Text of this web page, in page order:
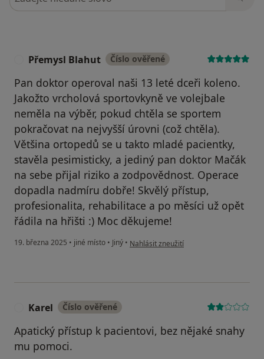
Přemysl Blahut Číslo ověřené
Pan doktor operoval naši 13 leté dceři koleno.
Jakožto vrcholová sportovkyně ve volejbale
neměla na výběr, pokud chtěla se sportem
pokračovat na nejvyšší úrovni (což chtěla).
Většina ortopedů se u takto mladé pacientky,
stavěla pesimisticky, a jediný pan doktor Mačák
na sebe přijal riziko a zodpovědnost. Operace
dopadla nadmíru dobře! Skvělý přístup,
profesionalita, rehabilitace a po měsíci už opět
řádila na hřišti :) Moc děkujeme!
19. března 2025 • jiné místo • Jiný • podle názoru uživatele Přemysl Blahut
Nahlásit zneužití
Karel Číslo ověřené
Apatický přístup k pacientovi, bez nějaké snahy
mu pomoci.